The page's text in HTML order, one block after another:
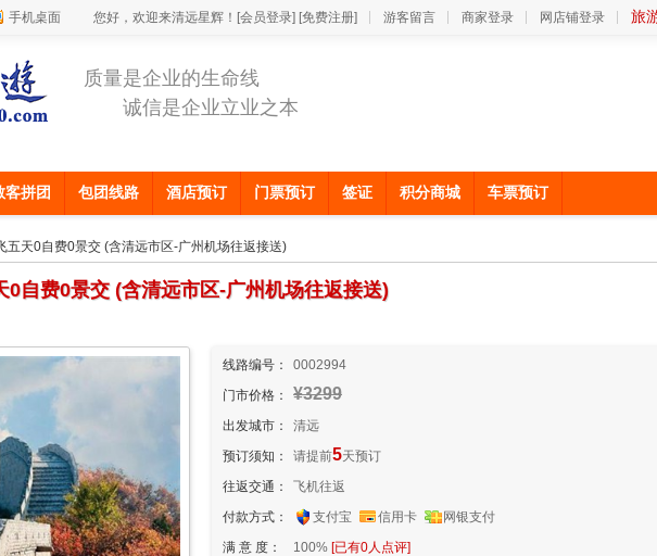
手机桌面 您好，欢迎来清远星辉！ [会员登录] [免费注册] 游客留言 商家登录 网店铺登录 旅
质量是企业的生命线
诚信是企业立业之本
客拼团 包团线路 酒店预订 门票预订 签证 积分商城 车票预订
五天0自费0景交 (含清远市区-广州机场往返接送)
0自费0景交 (含清远市区-广州机场往返接送)
线路编号：
0002994
门市价格：
¥3299
出发城市：
清远
预订须知：
请提前5天预订
往返交通：
飞机往返
付款方式：
支付宝 信用卡
网银支付
满 意 度：
100% [已有0人点评]